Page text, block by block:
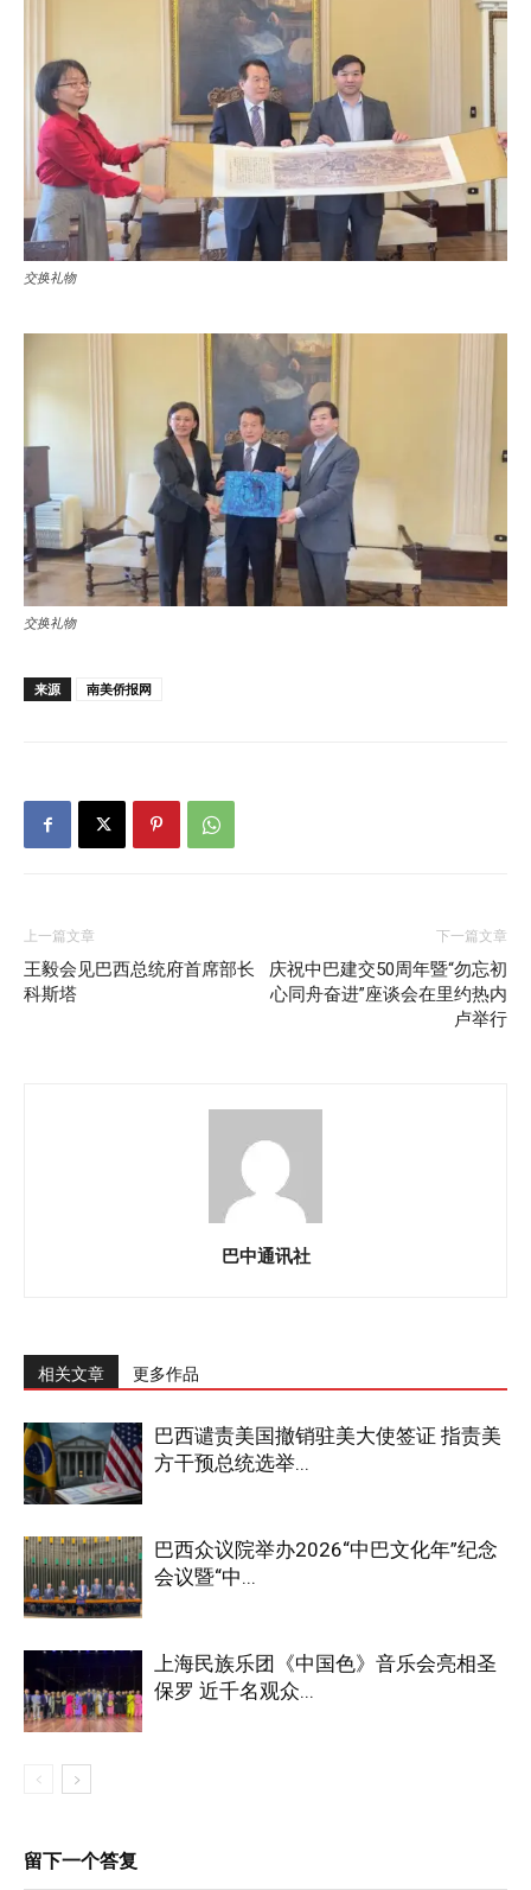
交换礼物
交换礼物
来源 南美侨报网
上一篇文章
王毅会见巴西总统府首席部长
科斯塔
下一篇文章
庆祝中巴建交50周年暨“勿忘初
心同舟奋进”座谈会在里约热内
卢举行
巴中通讯社
相关文章 更多作品
巴西谴责美国撤销驻美大使签证 指责美
方干预总统选举...
巴西众议院举办2026“中巴文化年”纪念
会议暨“中...
上海民族乐团《中国色》音乐会亮相圣
保罗 近千名观众...
留下一个答复